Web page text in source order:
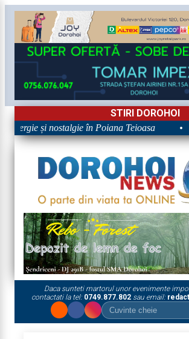
STIRI DOROHOI
și nostalgie în Poiana Teioasa
Daca sunteti martorul unor evenimente
contactati la tel: 0749.877.802sau email: